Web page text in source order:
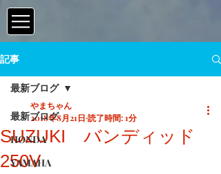
記事
最新ブログ
HONDA
YAMAHA
最新ブログ
SUZUKI バンディッド
250V
やまちゃん
2018年8月21日 読了時間: 1分